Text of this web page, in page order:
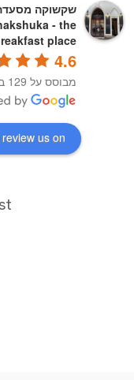
שקשוקה
- the
place
4.6
מבוסס על 129 ביקורות
review us on